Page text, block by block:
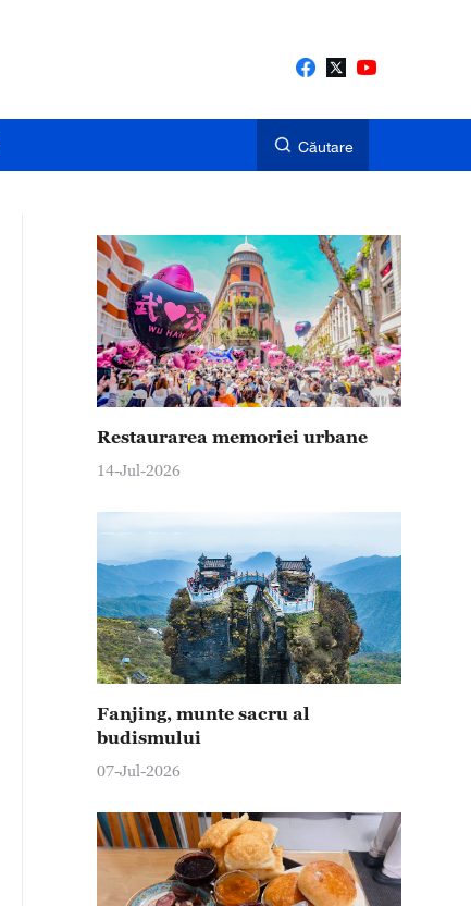
Căutare
Restaurarea memoriei urbane
14-Jul-2026
Fanjing, munte sacru al
budismului
07-Jul-2026